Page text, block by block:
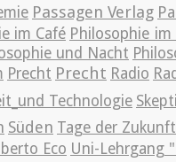
Passagen Verlag
im Café Philosophie im
und Nacht
Precht Precht Radio
Technologie
Süden Tage der Zukunft
Eco Uni-Lehrgang